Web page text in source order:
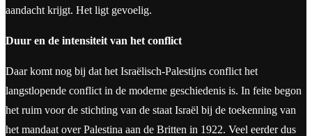
aandacht krijgt. Het ligt gevoelig.
Duur en de intensiteit van het conflict
Daar komt nog bij dat het Israëlisch-Palestijns conflict het
langstlopende conflict in de moderne geschiedenis is. In feite begon
het ruim voor de stichting van de staat Israël bij de toekenning van
het mandaat over Palestina aan de Britten in 1922. Veel eerder dus